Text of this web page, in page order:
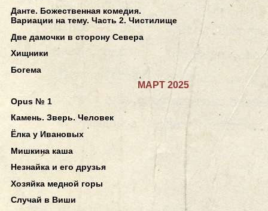
Данте. Божественная комедия.
Вариации на тему. Часть 2. Чистилище
Две дамочки в сторону Севера
Хищники
Богема
МАРТ 2025
Opus № 1
Камень. Зверь. Человек
Ёлка у Ивановых
Мишкина каша
Незнайка и его друзья
Хозяйка медной горы
Случай в Виши